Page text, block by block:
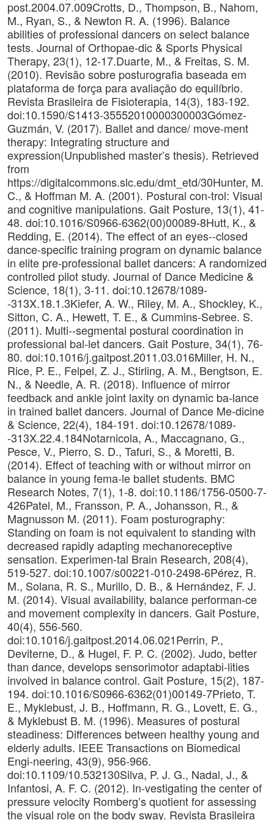
post.2004.07.009Crotts, D., Thompson, B., Nahom,
M., Ryan, S., & Newton R. A. (1996). Balance
abilities of professional dancers on select balance
tests. Journal of Orthopae-dic & Sports Physical
Therapy, 23(1), 12-17.Duarte, M., & Freitas, S. M.
(2010). Revisão sobre posturografia baseada em
plataforma de força para avaliação do equilíbrio.
Revista Brasileira de Fisioterapia, 14(3), 183-192.
doi:10.1590/S1413-35552010000300003Gómez-
Guzmán, V. (2017). Ballet and dance/ move-ment
therapy: Integrating structure and
expression(Unpublished master’s thesis). Retrieved
from
https://digitalcommons.slc.edu/dmt_etd/30Hunter, M.
C., & Hoffman M. A. (2001). Postural con-trol: Visual
and cognitive manipulations. Gait Posture, 13(1), 41-
48. doi:10.1016/S0966-6362(00)00089-8Hutt, K., &
Redding, E. (2014). The effect of an eyes--closed
dance-specific training program on dynamic balance
in elite pre-professional ballet dancers: A randomized
controlled pilot study. Journal of Dance Medicine &
Science, 18(1), 3-11. doi:10.12678/1089-
-313X.18.1.3Kiefer, A. W., Riley, M. A., Shockley, K.,
Sitton, C. A., Hewett, T. E., & Cummins-Sebree. S.
(2011). Multi--segmental postural coordination in
professional bal-let dancers. Gait Posture, 34(1), 76-
80. doi:10.1016/j.gaitpost.2011.03.016Miller, H. N.,
Rice, P. E., Felpel, Z. J., Stirling, A. M., Bengtson, E.
N., & Needle, A. R. (2018). Influence of mirror
feedback and ankle joint laxity on dynamic ba-lance
in trained ballet dancers. Journal of Dance Me-dicine
& Science, 22(4), 184-191. doi:10.12678/1089-
-313X.22.4.184Notarnicola, A., Maccagnano, G.,
Pesce, V., Pierro, S. D., Tafuri, S., & Moretti, B.
(2014). Effect of teaching with or without mirror on
balance in young fema-le ballet students. BMC
Research Notes, 7(1), 1-8. doi:10.1186/1756-0500-7-
426Patel, M., Fransson, P. A., Johansson, R., &
Magnusson M. (2011). Foam posturography:
Standing on foam is not equivalent to standing with
decreased rapidly adapting mechanoreceptive
sensation. Experimen-tal Brain Research, 208(4),
519-527. doi:10.1007/s00221-010-2498-6Pérez, R.
M., Solana, R. S., Murillo, D. B., & Hernández, F. J.
M. (2014). Visual availability, balance performan-ce
and movement complexity in dancers. Gait Posture,
40(4), 556-560.
doi:10.1016/j.gaitpost.2014.06.021Perrin, P.,
Deviterne, D., & Hugel, F. P. C. (2002). Judo, better
than dance, develops sensorimotor adaptabi-lities
involved in balance control. Gait Posture, 15(2), 187-
194. doi:10.1016/S0966-6362(01)00149-7Prieto, T.
E., Myklebust, J. B., Hoffmann, R. G., Lovett, E. G.,
& Myklebust B. M. (1996). Measures of postural
steadiness: Differences between healthy young and
elderly adults. IEEE Transactions on Biomedical
Engi-neering, 43(9), 956-966.
doi:10.1109/10.532130Silva, P. J. G., Nadal, J., &
Infantosi, A. F. C. (2012). In-vestigating the center of
pressure velocity Romberg’s quotient for assessing
the visual role on the body sway. Revista Brasileira